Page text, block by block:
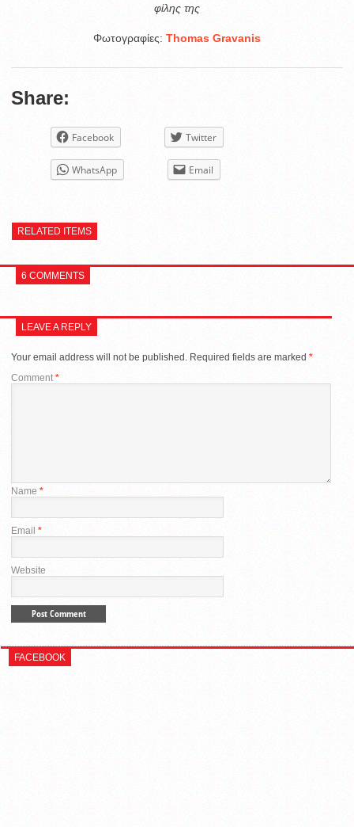
φίλης της
Φωτογραφίες: Thomas Gravanis
Share:
Facebook Twitter
WhatsApp Email
RELATED ITEMS
6 COMMENTS
LEAVE A REPLY
Your email address will not be published. Required fields are marked *
Comment*
Name *
Email *
Website
FACEBOOK